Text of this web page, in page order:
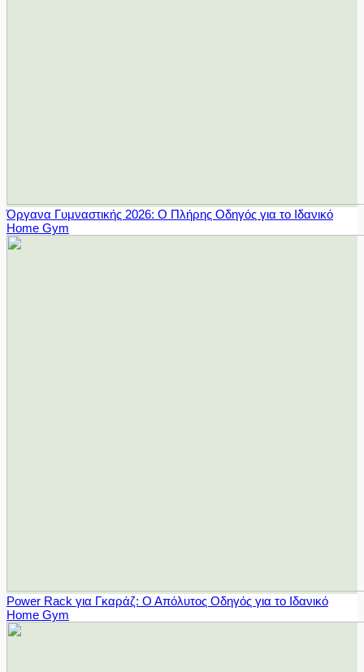
Όργανα Γυμναστικής 2026: Ο Πλήρης Οδηγός για το Ιδανικό
Home Gym
Power Rack για Γκαράζ: Ο Απόλυτος Οδηγός για το Ιδανικό
Home Gym